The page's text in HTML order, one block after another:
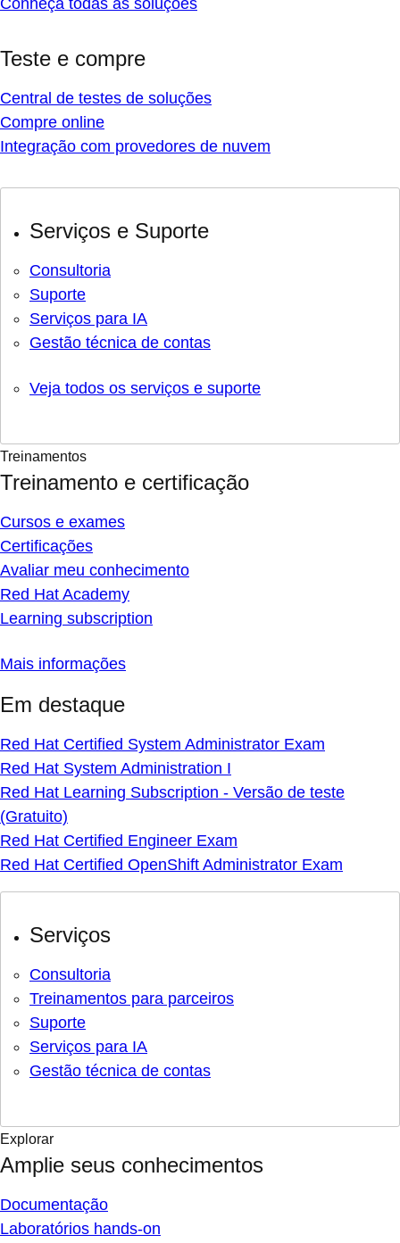
Conheça todas as soluções
Teste e compre
Central de testes de soluções
Compre online
Integração com provedores de nuvem
Serviços e Suporte
Consultoria
Suporte
Serviços para IA
Gestão técnica de contas
Veja todos os serviços e suporte
Treinamentos
Treinamento e certificação
Cursos e exames
Certificações
Avaliar meu conhecimento
Red Hat Academy
Learning subscription
Mais informações
Em destaque
Red Hat Certified System Administrator Exam
Red Hat System Administration I
Red Hat Learning Subscription - Versão de teste
(Gratuito)
Red Hat Certified Engineer Exam
Red Hat Certified OpenShift Administrator Exam
Serviços
Consultoria
Treinamentos para parceiros
Suporte
Serviços para IA
Gestão técnica de contas
Explorar
Amplie seus conhecimentos
Documentação
Laboratórios hands-on